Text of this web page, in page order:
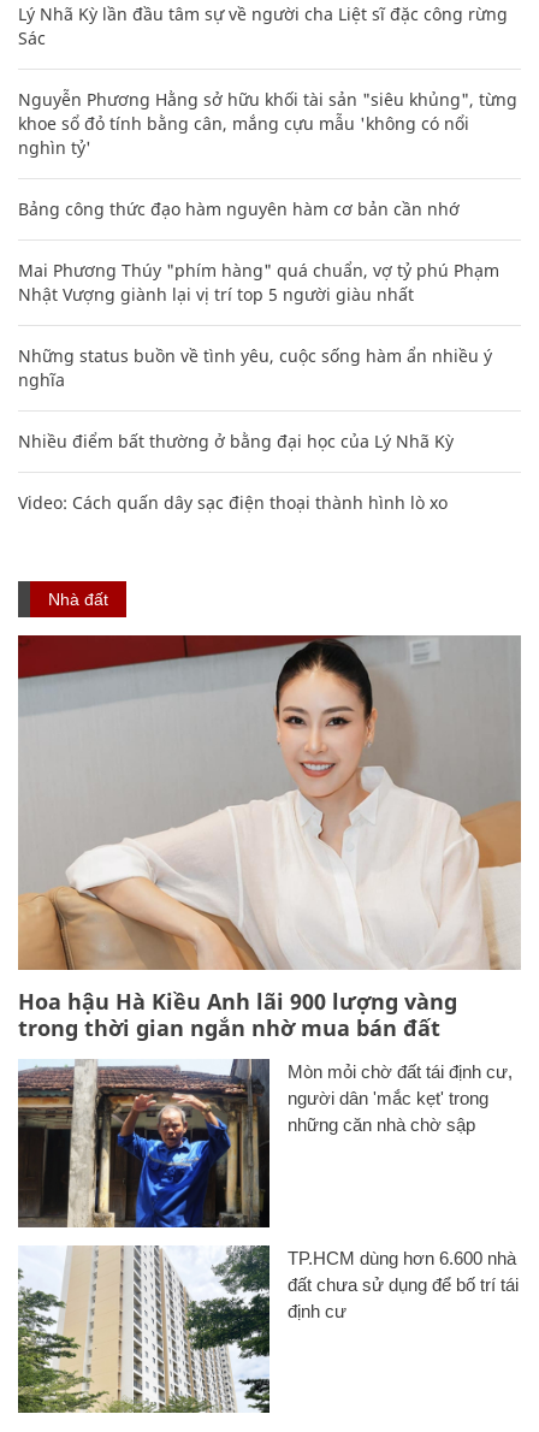
Lý Nhã Kỳ lần đầu tâm sự về người cha Liệt sĩ đặc công rừng
Sác
Nguyễn Phương Hằng sở hữu khối tài sản "siêu khủng", từng
khoe sổ đỏ tính bằng cân, mắng cựu mẫu 'không có nổi
nghìn tỷ'
Bảng công thức đạo hàm nguyên hàm cơ bản cần nhớ
Mai Phương Thúy "phím hàng" quá chuẩn, vợ tỷ phú Phạm
Nhật Vượng giành lại vị trí top 5 người giàu nhất
Những status buồn về tình yêu, cuộc sống hàm ẩn nhiều ý
nghĩa
Nhiều điểm bất thường ở bằng đại học của Lý Nhã Kỳ
Video: Cách quấn dây sạc điện thoại thành hình lò xo
Nhà đất
Hoa hậu Hà Kiều Anh lãi 900 lượng vàng
trong thời gian ngắn nhờ mua bán đất
Mòn mỏi chờ đất tái định cư,
người dân 'mắc kẹt' trong
những căn nhà chờ sập
TP.HCM dùng hơn 6.600 nhà
đất chưa sử dụng để bố trí tái
định cư